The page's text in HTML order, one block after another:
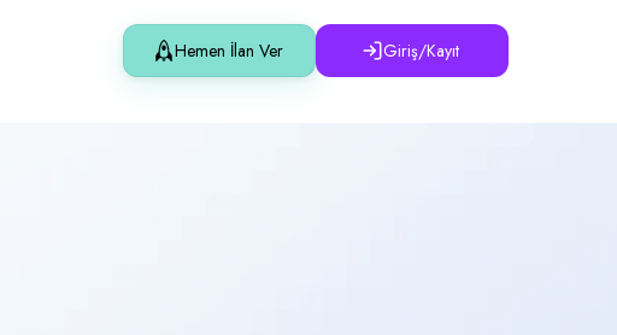
Hemen İlan Ver Giriş/Kayıt